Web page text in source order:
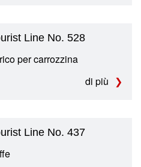
Line No. 528
per carrozzina
di più
Line No. 437